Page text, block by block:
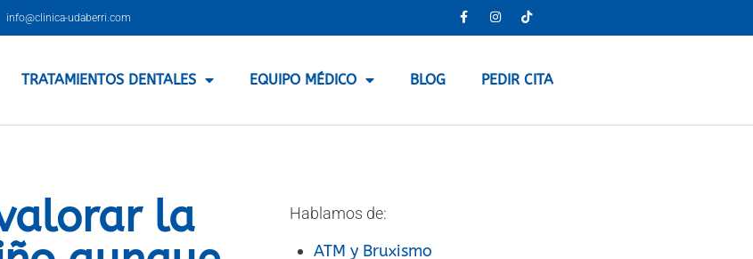
info@clinica-udaberri.com
TRATAMIENTOS DENTALES EQUIPO MÉDICO BLOG PEDIR CITA
la
Hablamos de:
ATM y Bruxismo